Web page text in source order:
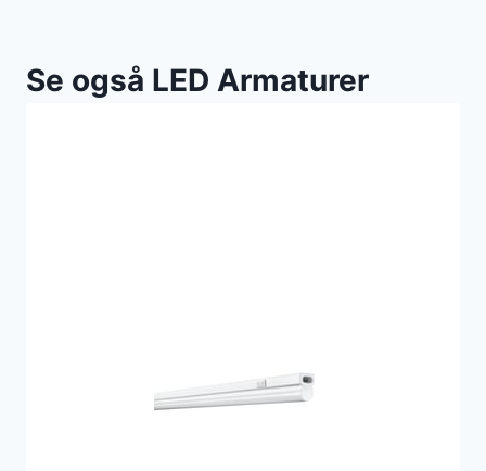
Se også LED Armaturer